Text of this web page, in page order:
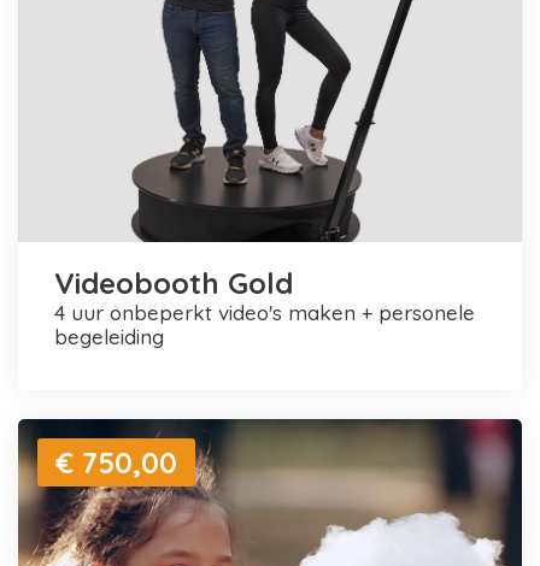
Videobooth Gold
4 uur onbeperkt video's maken + personele
begeleiding
€ 750,00